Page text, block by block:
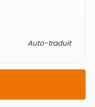
Auto-traduit